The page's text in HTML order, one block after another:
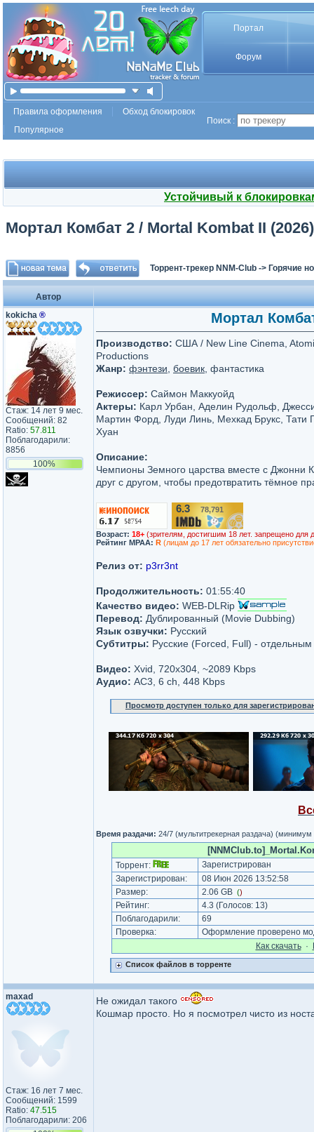
Портал
Форум
Правила оформления
Обход блокировок
Популярное
Поиск :
Устойчивый к
Мортал Комбат 2 / Mortal Kombat II
Торрент-трекер NNM-Club -> Горячие
Автор
kokicha ®
Стаж: 14 лет 9 мес.
Сообщений: 82
Ratio: 57.811
Поблагодарили:
8856
100%
Мортал
Производство: США / New Line Cinema,
Productions
Жанр: фэнтези боевик , фантастика
Режиссер: Саймон Маккуойд
Актеры: Карл Урбан, Аделин Рудольф,
Мартин Форд, Луди Линь, Мехкад Брукс, Тати
Хуан
Описание:
Чемпионы Земного царства вместе с Джонни
друг с другом, чтобы предотвратить тёмное
6.3 78,791
Возраст: 18+ (зрителям, достигшим 18 лет. запрещено для
Рейтинг MPAA: R (лицам до 17 лет обязательно
Релиз от: p3rr3nt
Продолжительность: 01:55:40
Качество видео: WEB-DLRip
Перевод: Дублированный (Movie Dubbing)
Язык озвучки: Русский
Субтитры: Русские (Forced, Full) -
Видео: Xvid, 720x304, ~2089 Kbps
Аудио: AC3, 6 ch, 448 Kbps
Просмотр доступен только для
Время раздачи: 24/7 (мультитрекерная раздача)
Торрент:
Зарегистрирован
Зарегистрирован:
08 Июн 2026 13:52:58
Размер:
2.06 GB ()
Рейтинг: 4.3 (Голосов: 13)
Поблагодарили:
69
Проверка:
Оформление проверено
Как cкачать·
Список файлов в торренте
maxad
Стаж: 16 лет 7 мес.
Сообщений: 1599
Ratio: 47.515
Поблагодарили: 206
Не ожидал такого
Кошмар просто. Но я посмотрел чисто из